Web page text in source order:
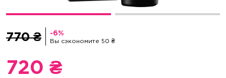
770 ₴ Вы сэкономите 50 ₴
720 ₴